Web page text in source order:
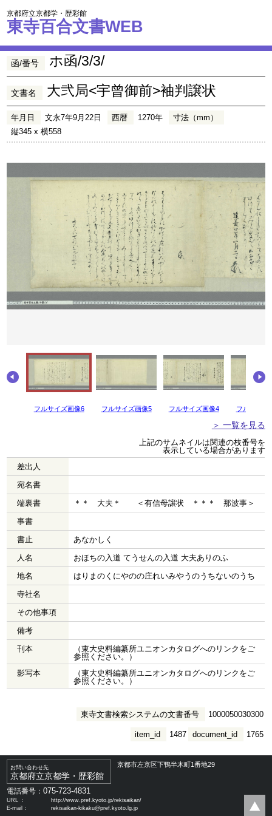
京都府立京都学・歴彩館
東寺百合文書WEB
函/番号 ホ函/3/3/
文書名 大弐局<宇曾御前>袖判譲状
年月日 文永7年9月22日 西暦 1270年
寸法（mm）
縦345 x 横558
フルサイズ画像6 フルサイズ画像5 フルサイズ画像4 フルサイズ
＞ 一覧を見る
上記のサムネイルは関連の枝番号を
表示している場合があります
差出人
宛名書
端裏書
＊＊ 大夫＊ ＜有信母譲状 ＊＊＊ 那波事＞
事書
書止
あなかしく
人名
おほちの入道 てうせんの入道 大夫ありのふ
地名
はりまのくにやのの庄れいみやうのうちないのうち
寺社名
その他事項
備考
刊本
（東大史料編纂所ユニオンカタログへのリンクをご
参照ください。）
影写本
（東大史料編纂所ユニオンカタログへのリンクをご
参照ください。）
東寺文書検索システムの文書番号 1000050030300
document_id 1765
item_id 1487
お問い合わせ先
京都府立京都学・歴彩館
京都市左京区下鴨半木町1番地29
電話番号：075-723-4831
URL ：
http://www.pref.kyoto.jp/rekisaikan/
E-mail：
rekisaikan-kikaku@pref.kyoto.lg.jp